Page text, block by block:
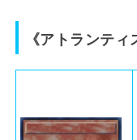
《アトランティ